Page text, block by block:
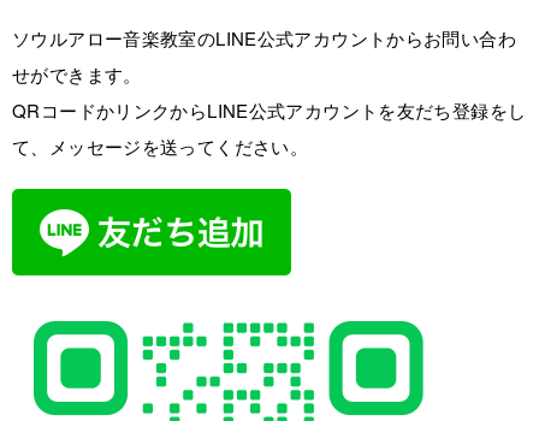
ソウルアロー音楽教室のLINE公式アカウントからお問い合わ
せができます。
QRコードかリンクからLINE公式アカウントを友だち登録をし
て、メッセージを送ってください。